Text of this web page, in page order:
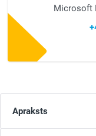
Microsoft
Apraksts